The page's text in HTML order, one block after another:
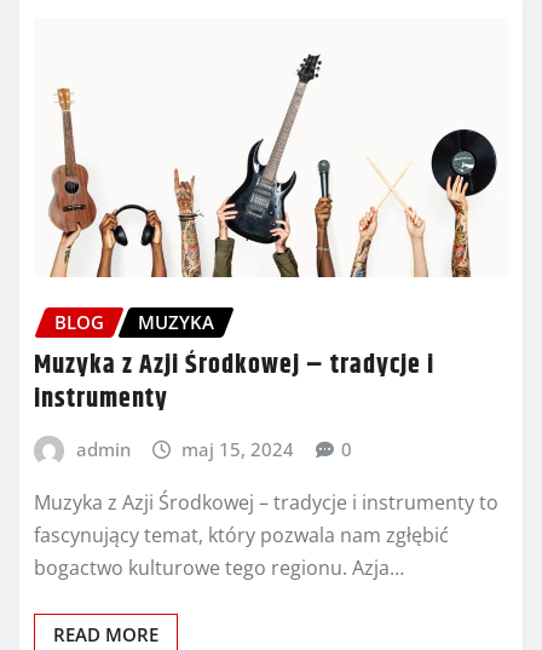
BLOG MUZYKA
Muzyka z Azji Środkowej – tradycje i
instrumenty
admin maj 15, 2024 0
Muzyka z Azji Środkowej – tradycje i instrumenty to
fascynujący temat, który pozwala nam zgłębić
bogactwo kulturowe tego regionu. Azja…
READ MORE